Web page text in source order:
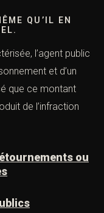
ou
à l’article 121-3